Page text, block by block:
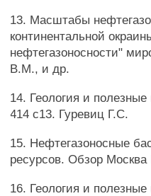
13. Масштабы
континентальной
нефтегазоносности"
В.М., и др.
14. Геология и
414 с13. Гуревиц Г.С.
15. Нефтегазоносные
ресурсов. Обзор
16. Геология и